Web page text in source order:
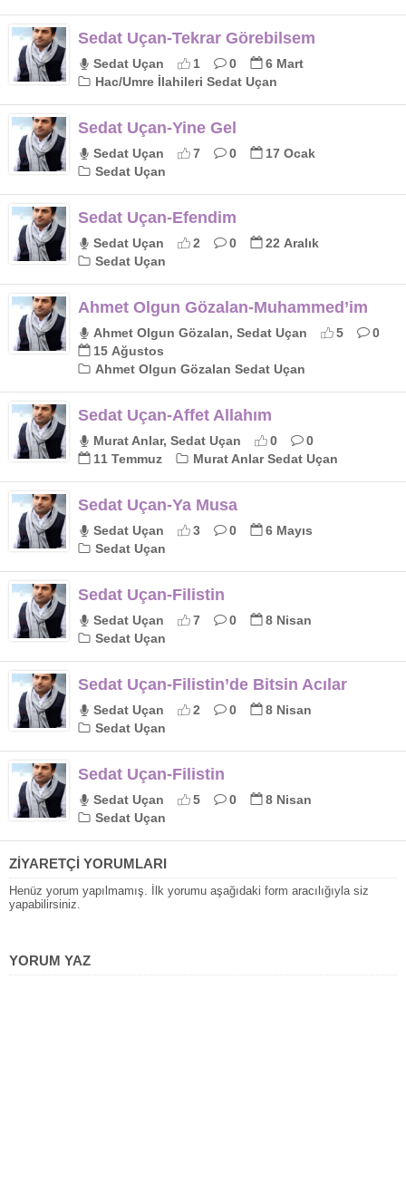
Sedat Uçan-Tekrar Görebilsem
Sedat Uçan 1 0
6 Mart
Hac/Umre İlahileri Sedat Uçan
Sedat Uçan-Yine Gel
Sedat Uçan 7 0
17 Ocak
Sedat Uçan
Sedat Uçan-Efendim
Sedat Uçan 2 0
22 Aralık
Sedat Uçan
Ahmet Olgun Gözalan-Muhammed’im
Ahmet Olgun Gözalan, Sedat Uçan 5
0
15 Ağustos
Ahmet Olgun Gözalan Sedat Uçan
Sedat Uçan-Affet Allahım
Murat Anlar, Sedat Uçan 0
0
11 Temmuz
Murat Anlar Sedat Uçan
Sedat Uçan-Ya Musa
Sedat Uçan 3 0
6 Mayıs
Sedat Uçan
Sedat Uçan-Filistin
Sedat Uçan 7 0
8 Nisan
Sedat Uçan
Sedat Uçan-Filistin’de Bitsin Acılar
Sedat Uçan 2 0
8 Nisan
Sedat Uçan
Sedat Uçan-Filistin
Sedat Uçan 5 0
8 Nisan
Sedat Uçan
ZİYARETÇİ YORUMLARI
Henüz yorum yapılmamış. İlk yorumu aşağıdaki form aracılığıyla siz
yapabilirsiniz.
YORUM YAZ